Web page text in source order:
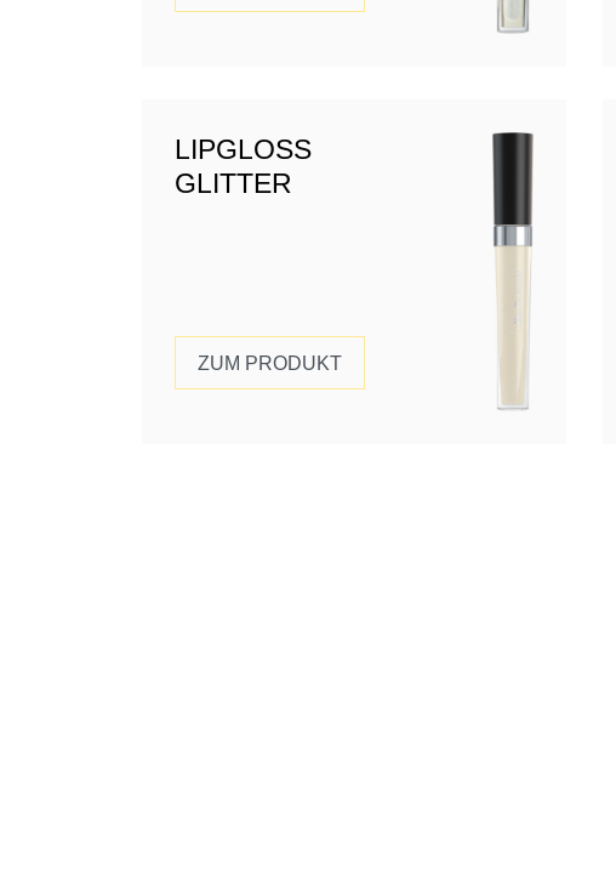
LIPGLOSS
GLITTER
ZUM PRODUKT